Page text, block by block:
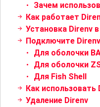
Зачем
Как работает
Установка Direnv
Подключите
Для оболочки
Для оболочки
Для Fish Shell
Как использовать
Удаление Direnv